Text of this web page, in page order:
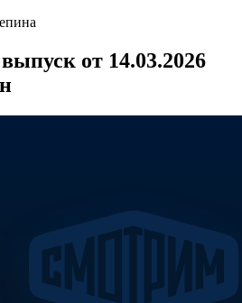
от 14.03.2026